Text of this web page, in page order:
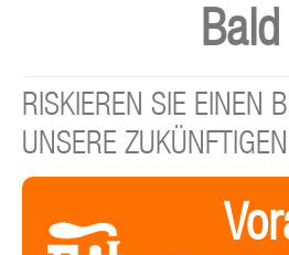
RISKIEREN SIE EINEN
UNSERE